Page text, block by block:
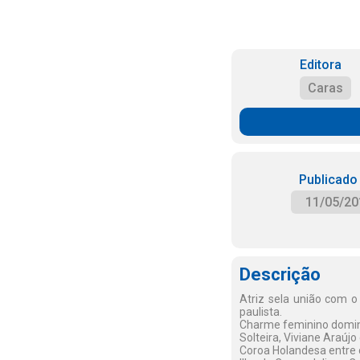
Editora
Caras
11/05/
Descrição
Atriz sela união com
paulista.
Charme feminino
Solteira, Viviane
Coroa Holandesa